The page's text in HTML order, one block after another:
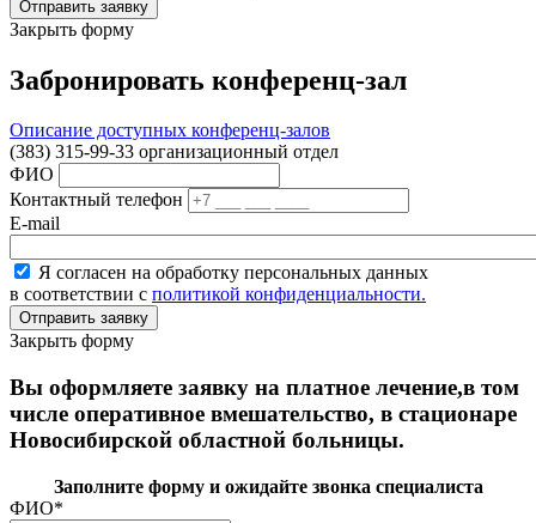
Закрыть форму
Забронировать конференц-зал
Описание доступных конференц-залов
(383) 315-99-33 организационный отдел
ФИО
Контактный телефон
E-mail
Я согласен на обработку персональных данных
в соответствии с политикой конфиденциальности.
Закрыть форму
Вы оформляете заявку на платное лечение,в том
числе оперативное вмешательство, в стационаре
Новосибирской областной больницы.
Заполните форму и ожидайте звонка специалиста
ФИО*